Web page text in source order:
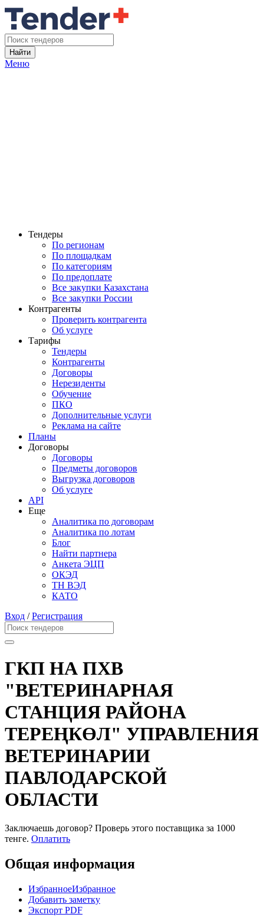
Найти
Меню
Тендеры
По регионам
По площадкам
По категориям
По предоплате
Все закупки Казахстана
Все закупки России
Контрагенты
Проверить контрагента
Об услуге
Тарифы
Тендеры
Контрагенты
Договоры
Нерезиденты
Обучение
ПКО
Дополнительные услуги
Реклама на сайте
Планы
Договоры
Договоры
Предметы договоров
Выгрузка договоров
Об услуге
API
Еще
Аналитика по договорам
Аналитика по лотам
Блог
Найти партнера
Анкета ЭЦП
ОКЭД
ТН ВЭД
КАТО
Вход /Регистрация
ГКП НА ПХВ
"ВЕТЕРИНАРНАЯ
СТАНЦИЯ РАЙОНА
ТЕРЕҢКӨЛ" УПРАВЛЕНИЯ
ВЕТЕРИНАРИИ
ПАВЛОДАРСКОЙ
ОБЛАСТИ
Заключаешь договор? Проверь этого поставщика за 1000
тенге. Оплатить
Общая информация
ИзбранноеИзбранное
Добавить заметку
Экспорт PDF